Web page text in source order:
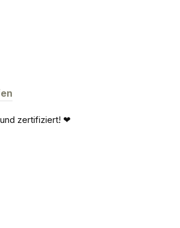
zertifiziert! ❤